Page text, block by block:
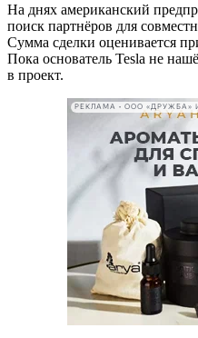
На днях американский
поиск партнёров для
Сумма сделки оценивается
Пока основатель Tesla не
в проект.
РЕКЛАМА • ООО «ДРУЖБА»